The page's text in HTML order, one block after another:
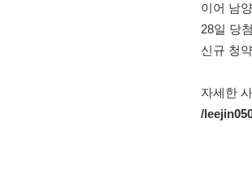
이어 남
28일 당
신규 청
자세한
/